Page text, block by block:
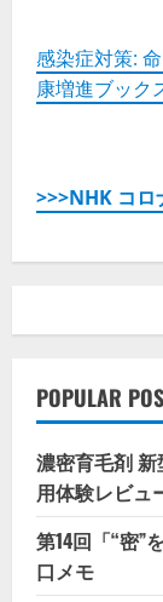
感染症対策:
康増進ブック
>>>NHK コロ
POPULAR
濃密育毛剤 新
用体験レビュ
第14回「“密”
口メモ